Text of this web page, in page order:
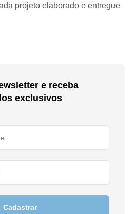
projeto elaborado e entregue
e receba
exclusivos
Cadastrar